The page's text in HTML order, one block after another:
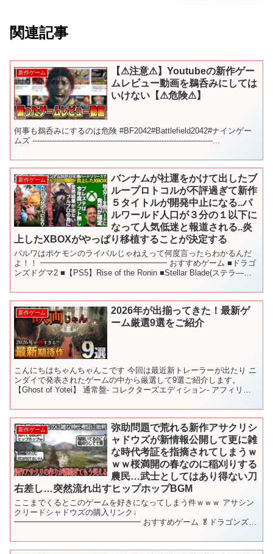
関連記事
新作ゲーム
【⚠注意⚠】Youtubeの新作ゲー
ムレビュー動画を鵜呑みにしては
いけない【⚠危険⚠】
何事も鵜呑みにするのは危険 #BF2042#Battlefield2042#ナインゲー
ムズ --------------------------------------------------------------------------...
新作ゲーム
バンナムが社運をかけて出したブ
ループロトコルが不評過ぎて新作
５タイトルが開発中止になる..パ
ルワールド人口が３分の１以下に
なって人気低迷と報道される..炎
上したXBOXがやっぱり移植することが決定する
パルワはポケモンのライバルじゃねえって何度言ったらわかるんだ
よ！！ ━━━━━━━━━━━━━━━━ おすすめゲーム ■ドラゴ
ンズドグマ2 ■【PS5】Rise of the Ronin ■Stellar Blade(ステラ―ブ
新作ゲーム
2026年が出揃ってきた！最新ゲ
ーム厳選9選をご紹介
こんにちはちゃんちゃんこです 今回は最近新トレーラーが出たり ニ
ンダイで発表されたゲームの中から厳選して9選ご紹介します。
【Ghost of Yotei】 通常盤- コレクターズエディション- アフィリリ
新作ゲーム
弥助問題で荒れる新作アサクリシ
ャドウズが新情報公開して更に雑
な時代考証を指摘されてしまうｗ
ｗｗ桜満開の春なのに稲刈りする
農民…武士としてはあり得ない刀
右差し…突然流れ出すヒップホップBGM
ここまでくるとこのゲームを好きになってしまう件ｗｗｗ アサシン
クリードシャドウズの購入リンク↓
━━━━━━━━━━━━━━━━ おすすめゲーム 🥬ドラゴンズド